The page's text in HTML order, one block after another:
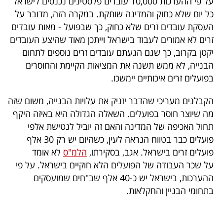
כל יום שלא כחוק והמדינה שותקת. במקרה הזה, מדובר על
העסקת עובדים זרים שלא כחוק, כך שבפועל - מאות עובדים
זרים לא אמורים לעבוד בישראל וייתכן מאוד שהיצע העובדים
יקטן בקרוב, כך שגם הגעתם עובדים זרים נוספים לתחום
הבנייה, לא ממש תשנה את המציאות הקיימת והחוסרים
בפועלים זרים איכותיים יימשכו.
הקבלנים מעריכי שהדבר יזניק את עלויות הבנייה, משום שזה
מה שיוצר חוסר בפועלים. השאלה הגדולה היא באיזה היקף
תחול האכיפה של המדינה והאם זה יוביל לנטישת אלפי
פועלים כבר בטווח הנראה לעין, כשהיום יש רק 30 אלף
פועלים זרים בישראל. אגב, בסקירתו, הלמ"ס לא אומד
על שכר העבודה של הפועלים הלא חוקיים בישראל. על פי
ההערכות, בישראל יש כ-40 אלף שב"חים שמועסקים
בתחומי הבניין והחקלאות.